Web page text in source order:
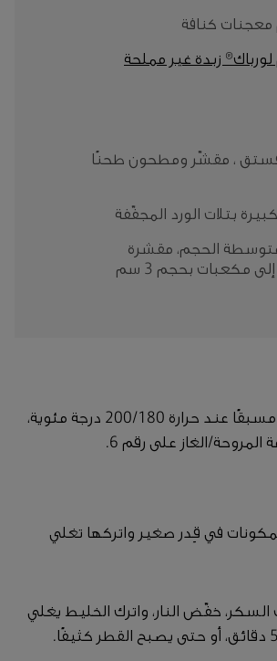
فستق ، مقشّر ومطحون طحنًا
متوسطة الحجم، مقشرة
مكعبات بحجم 3 سم
سخّن الفرن مسبقًا عند حرارة 200/180 درجة مئوية،
المروحة/الغاز على رقم 6.
في قِدر صغير واتركها تغلي
خفّض النار، واترك الخليط يغلي